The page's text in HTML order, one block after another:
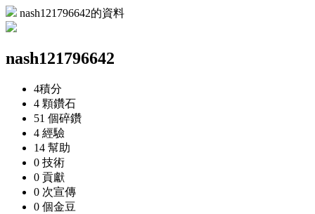
nash121796642的資料
nash121796642
4積分
4 顆鑽石
51 個碎鑽
4 經驗
14 幫助
0 技術
0 貢獻
0 次宣傳
0 個金豆